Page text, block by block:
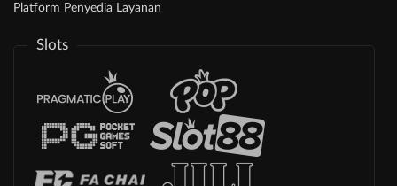
Platform Penyedia Layanan
Slots